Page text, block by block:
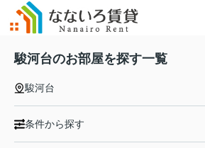
駿河台のお部屋を探す一覧
駿河台
条件から探す